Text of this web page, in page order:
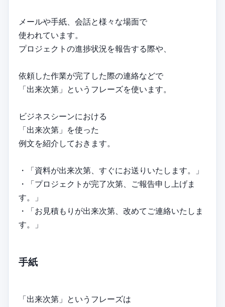
メールや手紙、会話と様々な場面で
使われています。
プロジェクトの進捗状況を報告する際や、
依頼した作業が完了した際の連絡などで
「出来次第」というフレーズを使います。
ビジネスシーンにおける
「出来次第」を使った
例文を紹介しておきます。
・「資料が出来次第、すぐにお送りいたします。」
・「プロジェクトが完了次第、ご報告申し上げま
す。」
・「お見積もりが出来次第、改めてご連絡いたしま
す。」
手紙
「出来次第」というフレーズは